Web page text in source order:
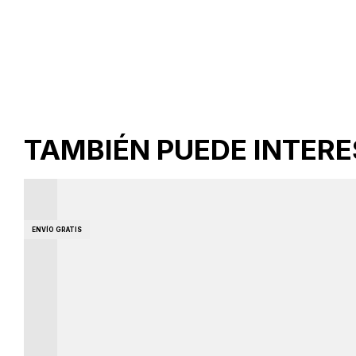
TAMBIÉN PUEDE
ENVÍO GRATIS